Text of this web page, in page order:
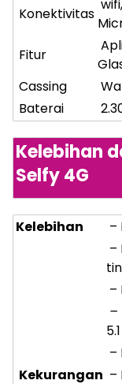
Konektivitas
Fitur
Cassing
Baterai
Kelebihan
Selfy 4G
Kelebihan
–
–
–
–
–
Kekurangan –